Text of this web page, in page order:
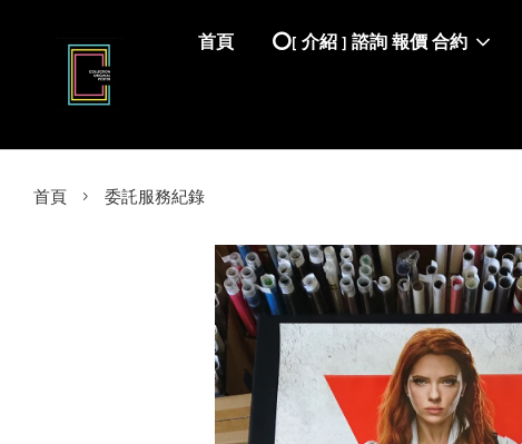
首頁 ⭕️[ 介紹 ] 諮詢 報價 合約
首頁 › 委託服務紀錄